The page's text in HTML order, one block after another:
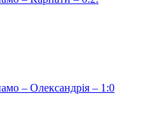
– Олександрія – 1:0